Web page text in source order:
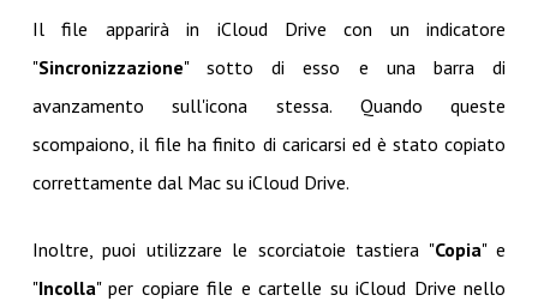
Il file apparirà in iCloud Drive con un indicatore
"Sincronizzazione" sotto di esso e una barra di
avanzamento sull'icona stessa. Quando queste
scompaiono, il file ha finito di caricarsi ed è stato copiato
correttamente dal Mac su iCloud Drive.
Inoltre, puoi utilizzare le scorciatoie tastiera "Copia" e
"Incolla" per copiare file e cartelle su iCloud Drive nello